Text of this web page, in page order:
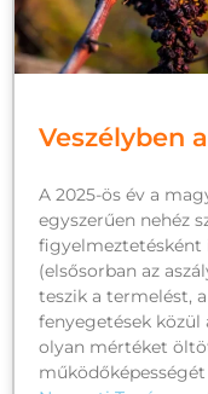
Veszélyben
A 2025-ös év a
egyszerűen nehéz
figyelmeztetésként
(elsősorban az
teszik a termelést,
fenyegetések közül
olyan mértéket